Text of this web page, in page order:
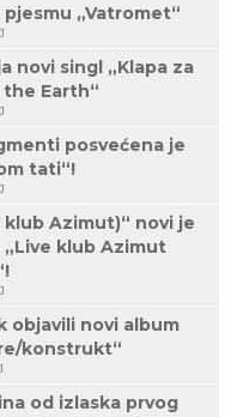
„Vatromet“
novi singl „Klapa za
Earth“
posvećena je
tati“!
klub Azimut)“ novi je
klub Azimut
objavili novi album
konstrukt“
od izlaska prvog